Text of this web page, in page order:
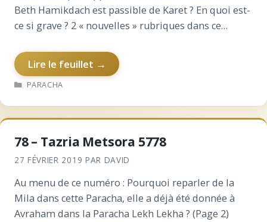
Beth Hamikdach est passible de Karet ? En quoi est-
ce si grave ? 2 « nouvelles » rubriques dans ce
Lire le feuillet →
CATÉGORIES
PARACHA
78 – Tazria Metsora 5778
27 FÉVRIER 2019 PAR DAVID
Au menu de ce numéro : Pourquoi reparler de la
Mila dans cette Paracha, elle a déjà été donnée à
Avraham dans la Paracha Lekh Lekha ? (Page 2)